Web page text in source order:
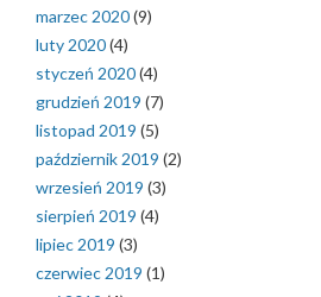
marzec 2020(9)
luty 2020(4)
styczeń 2020(4)
grudzień 2019 (7)
listopad 2019 (5)
październik 2019 (2)
wrzesień 2019 (3)
sierpień 2019 (4)
lipiec 2019 (3)
czerwiec 2019 (1)